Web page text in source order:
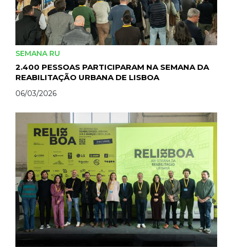
SEMANA RU
2.400 PESSOAS PARTICIPARAM NA SEMANA DA
REABILITAÇÃO URBANA DE LISBOA
06/03/2026